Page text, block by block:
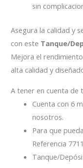
sin
Asegura la calidad y
con este Tanque/
Mejora el
alta calidad y
A tener en cuenta de
Cuenta con 6
nosotros.
Para que
Referencia
Tanque/